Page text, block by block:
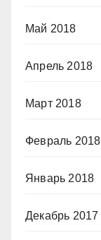
Май 2018
Апрель 2018
Март 2018
Февраль 2018
Январь 2018
Декабрь 2017